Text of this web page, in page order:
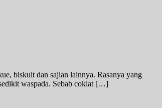
biskuit dan sajian lainnya. Rasanya yang
waspada. Sebab coklat […]